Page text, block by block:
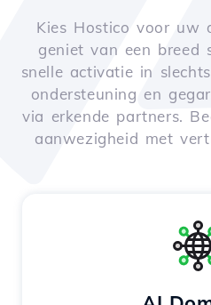
Kies Hostico voor uw
geniet van een breed
snelle activatie in
ondersteuning en
via erkende partners.
aanwezigheid met